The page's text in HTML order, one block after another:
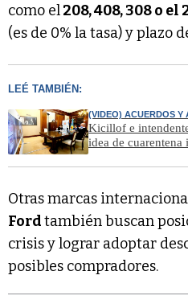
como el208, 408, 308 o el
(es de 0% la tasa) y plazo
LEÉ TAMBIÉN:
(VIDEO) ACUERDOS Y
Kicillof e
idea de cuarentena
Otras marcas
Fordtambién buscan
crisis y lograr adoptar
posibles compradores.